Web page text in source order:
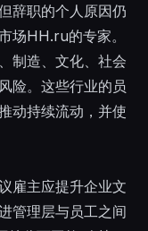
辞职的个人原因仍
场HH.ru的专家。
制造、文化、社会
险。这些行业的员
动持续流动，并使
雇主应提升企业文
管理层与员工之间